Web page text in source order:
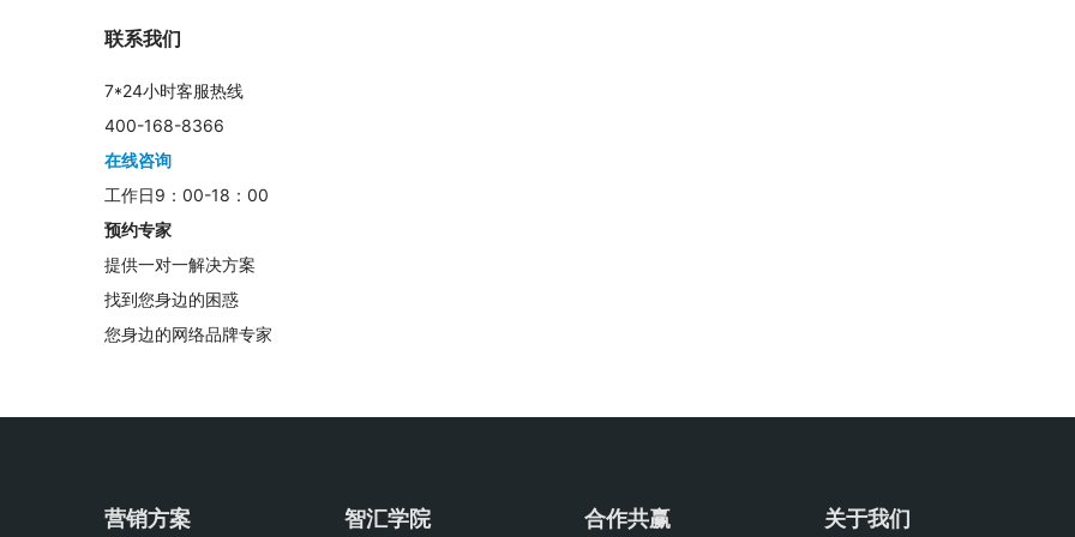
联系我们
7*24小时客服热线
400-168-8366
在线咨询
工作日9：00-18：00
预约专家
提供一对一解决方案
找到您身边的困惑
您身边的网络品牌专家
营销方案 智汇学院 合作共赢 关于我们